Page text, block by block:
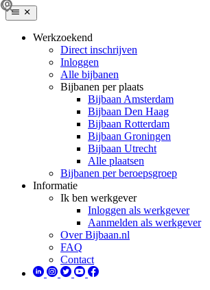
Werkzoekend
Direct inschrijven
Inloggen
Alle bijbanen
Bijbanen per plaats
Bijbaan Amsterdam
Bijbaan Den Haag
Bijbaan Rotterdam
Bijbaan Groningen
Bijbaan Utrecht
Alle plaatsen
Bijbanen per beroepsgroep
Informatie
Ik ben werkgever
Inloggen als werkgever
Aanmelden als werkgever
Over Bijbaan.nl
FAQ
Contact